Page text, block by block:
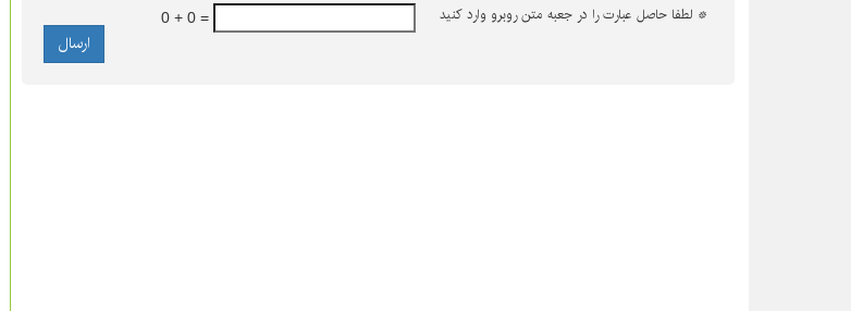
* لطفا حاصل عبارت را در جعبه متن روبرو وارد کنید 0 + 0 =